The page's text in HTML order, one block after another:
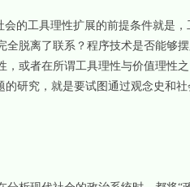
工具理性扩展的前提条件就是，
全脱离了联系？程序技术是否能够
，或者在所谓工具理性与价值理性
研究，就是要试图通过观念史和社